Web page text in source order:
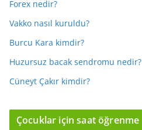
Forex nedir?
Vakko nasıl kuruldu?
Burcu Kara kimdir?
Huzursuz bacak sendromu nedir?
Cüneyt Çakır kimdir?
Çocuklar için saat öğrenme